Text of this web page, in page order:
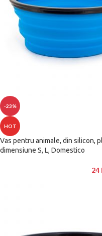
-23%
HOT
Vas pentru animale, din silicon,
dimensiune S, L, Domestico
24